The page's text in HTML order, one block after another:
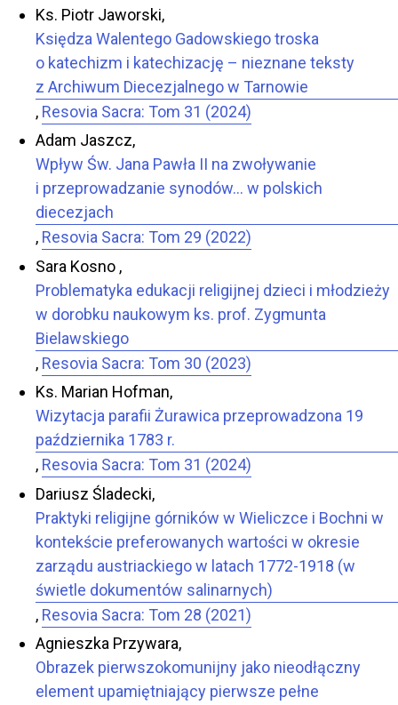
Ks. Piotr Jaworski,
Księdza Walentego Gadowskiego troska
o katechizm i katechizację – nieznane teksty
z Archiwum Diecezjalnego w Tarnowie
, Resovia Sacra: Tom 31 (2024)
Adam Jaszcz,
Wpływ Św. Jana Pawła II na zwoływanie
i przeprowadzanie synodów… w polskich
diecezjach
, Resovia Sacra: Tom 29 (2022)
Sara Kosno ,
Problematyka edukacji religijnej dzieci i młodzieży
w dorobku naukowym ks. prof. Zygmunta
Bielawskiego
, Resovia Sacra: Tom 30 (2023)
Ks. Marian Hofman,
Wizytacja parafii Żurawica przeprowadzona 19
października 1783 r.
, Resovia Sacra: Tom 31 (2024)
Dariusz Śladecki,
Praktyki religijne górników w Wieliczce i Bochni w
kontekście preferowanych wartości w okresie
zarządu austriackiego w latach 1772-1918 (w
świetle dokumentów salinarnych)
, Resovia Sacra: Tom 28 (2021)
Agnieszka Przywara,
Obrazek pierwszokomunijny jako nieodłączny
element upamiętniający pierwsze pełne